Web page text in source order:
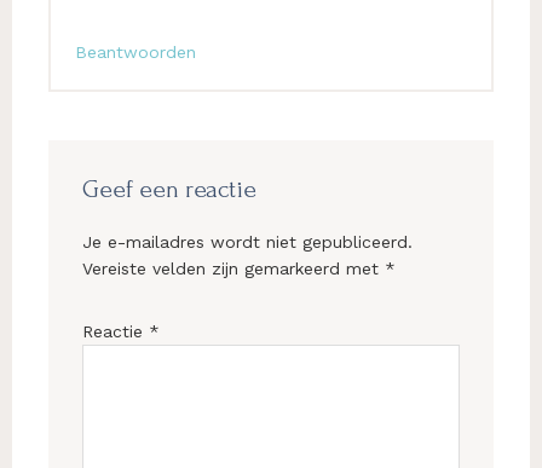
Beantwoorden
Geef een reactie
Je e-mailadres wordt niet gepubliceerd.
Vereiste velden zijn gemarkeerd met *
Reactie *